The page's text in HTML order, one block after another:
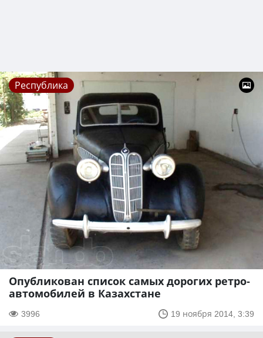
Республика
Опубликован список самых дорогих ретро-
автомобилей в Казахстане
3996 19 ноября 2014, 3:39